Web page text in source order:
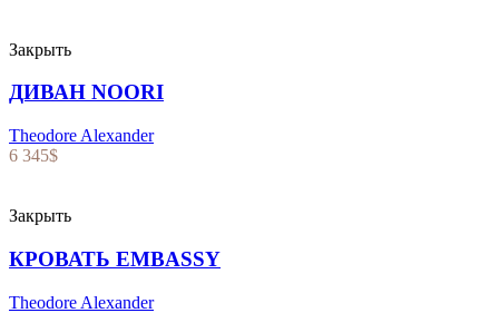
Закрыть
ДИВАН NOORI
Theodore Alexander
6 345$
Закрыть
КРОВАТЬ EMBASSY
Theodore Alexander